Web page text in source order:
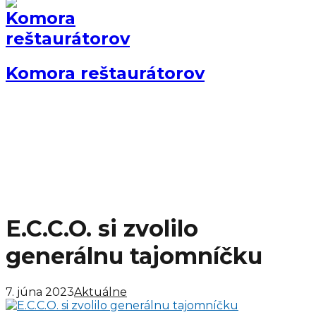
Komora reštaurátorov
E.C.C.O. si zvolilo
generálnu tajomníčku
7. júna 2023Aktuálne